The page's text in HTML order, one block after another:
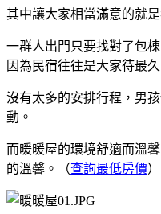
其中讓大家相當滿意的就
一群人出門只要找對了包
因為民宿往往是大家待最久
沒有太多的安排行程，男
動。
而暖暖屋的環境舒適而溫
的溫馨。（查詢最低房價）